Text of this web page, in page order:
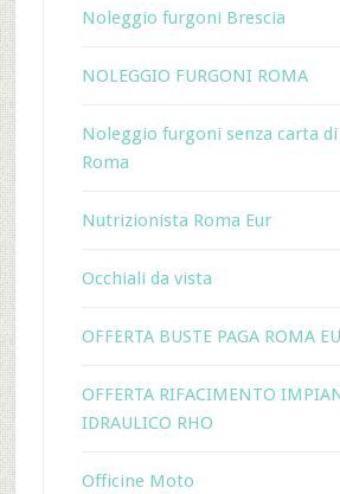
Noleggio furgoni Brescia
NOLEGGIO FURGONI ROMA
Noleggio furgoni senza carta
Roma
Nutrizionista Roma Eur
Occhiali da vista
OFFERTA BUSTE PAGA ROMA
OFFERTA RIFACIMENTO
IDRAULICO RHO
Officine Moto